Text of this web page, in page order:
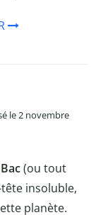
le 2 novembre
(ou tout
insoluble,
planète.